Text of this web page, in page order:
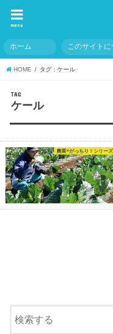
menu
ホーム このサイトに
HOME タグ : ケール
TAG
ケール
農業×がっちり！シリーズ